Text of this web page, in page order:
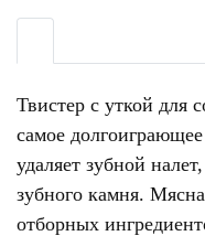
Твистер с уткой для
самое
удаляет зубной
зубного камня.
отборных